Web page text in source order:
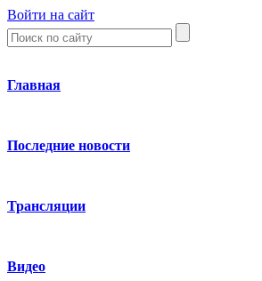
Войти на сайт
Главная
Последние новости
Трансляции
Видео